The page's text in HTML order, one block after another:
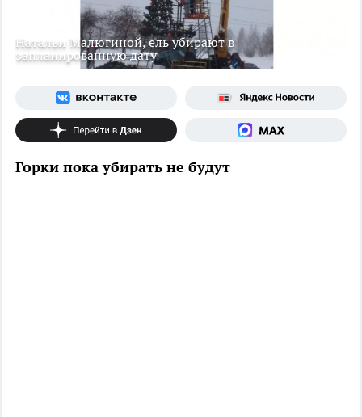
Натальи Малюгиной, ель убирают в
запланированную дату
Горки пока убирать не будут